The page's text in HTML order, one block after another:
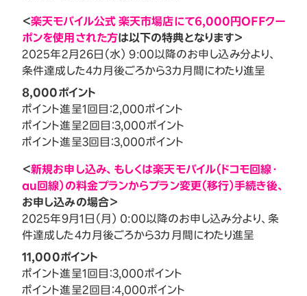
＜楽天モバイル公式 楽天市場店にて6,000円OFFクー
ポンを使用された方は以下の特典となります＞
2025年2月26日（水） 9:00以降のお申し込み分より、
条件達成した4カ月後ごろから3カ月間にわたり進呈
8,000ポイント
ポイント進呈1回目：2,000ポイント
ポイント進呈2回目：3,000ポイント
ポイント進呈3回目：3,000ポイント
＜新規お申し込み、もしくは楽天モバイル（ドコモ回線・
au回線）の料金プランからプラン変更（移行）手続き後、
お申し込みの場合＞
2025年9月1日（月） 0:00以降のお申し込み分より、条
件達成した4カ月後ごろから3カ月間にわたり進呈
11,000ポイント
ポイント進呈1回目：3,000ポイント
ポイント進呈2回目：4,000ポイント